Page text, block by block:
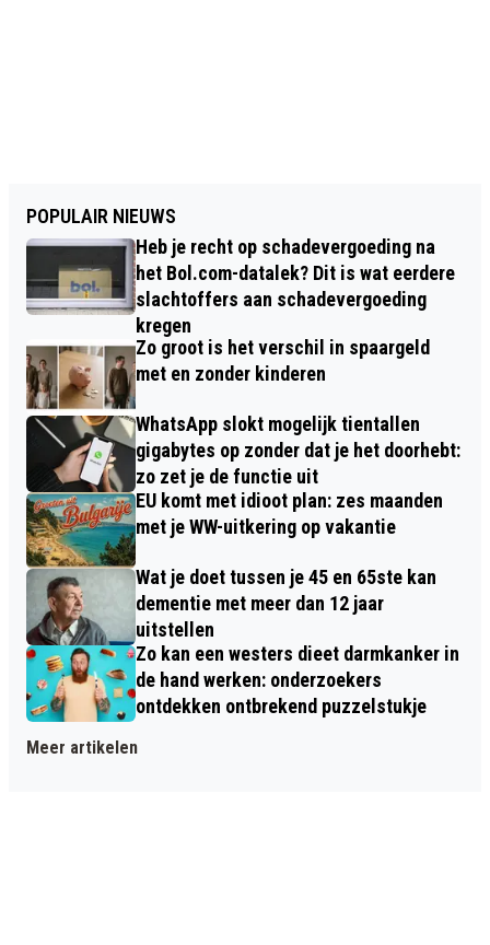
POPULAIR NIEUWS
Heb je recht op schadevergoeding na
het Bol.com-datalek? Dit is wat eerdere
slachtoffers aan schadevergoeding
kregen
Zo groot is het verschil in spaargeld
met en zonder kinderen
WhatsApp slokt mogelijk tientallen
gigabytes op zonder dat je het doorhebt:
zo zet je de functie uit
EU komt met idioot plan: zes maanden
met je WW-uitkering op vakantie
Wat je doet tussen je 45 en 65ste kan
dementie met meer dan 12 jaar
uitstellen
Zo kan een westers dieet darmkanker in
de hand werken: onderzoekers
ontdekken ontbrekend puzzelstukje
Meer artikelen